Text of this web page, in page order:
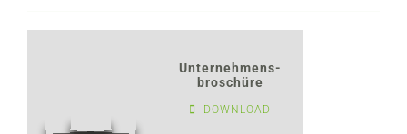
Unternehmens-
broschüre
DOWNLOAD